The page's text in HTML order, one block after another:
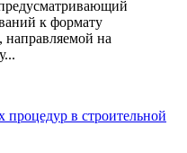
к формату
направляемой на
процедур в строительной